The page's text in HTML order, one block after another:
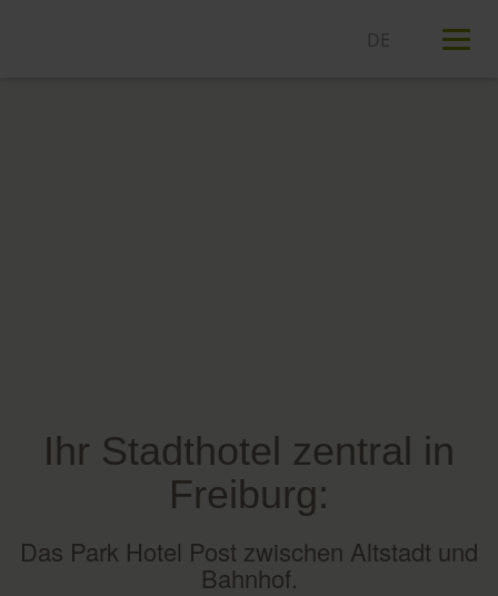
Ihr Stadthotel zentral in
Freiburg:
Das Park Hotel Post zwischen Altstadt und
Bahnhof.